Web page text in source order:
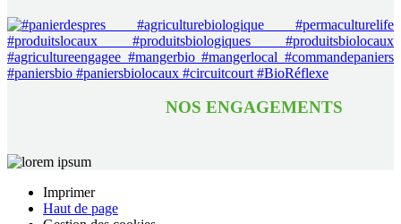
NOS ENGAGEMENTS
Imprimer
Haut de page